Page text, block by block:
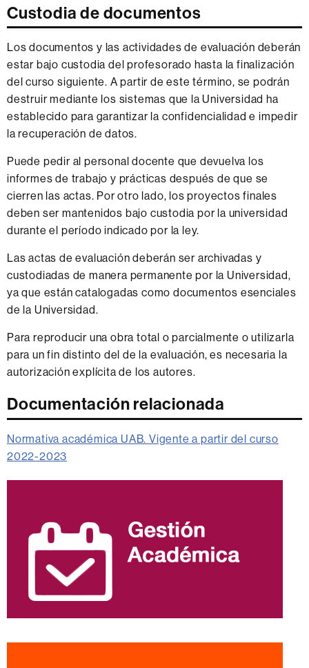
Custodia de documentos
Los documentos y las actividades de evaluación deberán
estar bajo custodia del profesorado hasta la finalización
del curso siguiente. A partir de este término, se podrán
destruir mediante los sistemas que la Universidad ha
establecido para garantizar la confidencialidad e impedir
la recuperación de datos.
Puede pedir al personal docente que devuelva los
informes de trabajo y prácticas después de que se
cierren las actas. Por otro lado, los proyectos finales
deben ser mantenidos bajo custodia por la universidad
durante el período indicado por la ley.
Las actas de evaluación deberán ser archivadas y
custodiadas de manera permanente por la Universidad,
ya que están catalogadas como documentos esenciales
de la Universidad.
Para reproducir una obra total o parcialmente o utilizarla
para un fin distinto del de la evaluación, es necesaria la
autorización explícita de los autores.
Documentación relacionada
Normativa académica UAB. Vigente a partir del curso
2022-2023
Información